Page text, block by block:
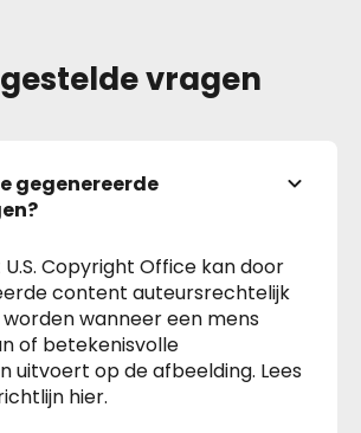
vragen
gegenereerde
Copyright Office kan door
content auteursrechtelijk
wanneer een mens
of betekenisvolle
uitvoert op de afbeelding. Lees
hier.